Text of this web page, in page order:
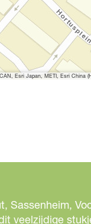
Esri Japan, METI, Esri
Sassenheim,
veelzijdige